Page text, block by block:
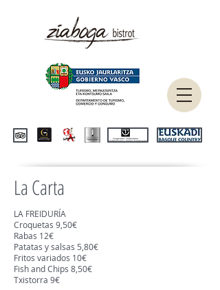
La Carta
LA FREIDURÍA
Croquetas 9,50€
Rabas 12€
Patatas y salsas 5,80€
Fritos variados 10€
Fish and Chips 8,50€
Txistorra 9€